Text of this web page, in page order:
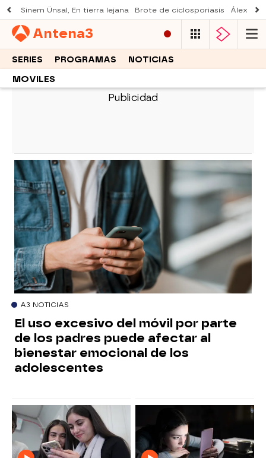
Sinem Ünsal, En tierra lejana Brote de ciclosporiasis Álex
Antena3
SERIES PROGRAMAS NOTICIAS
MOVILES
A3 NOTICIAS
El uso excesivo del móvil por parte
de los padres puede afectar al
bienestar emocional de los
adolescentes